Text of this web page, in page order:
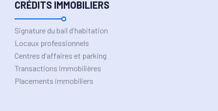
CRÉDITS IMMOBILIERS
Signature du bail d'habitation
Locaux professionnels
Centres d'affaires et parking
Transactions immobilières
Placements immobiliers